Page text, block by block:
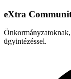
eXtra
ügyintézéssel.